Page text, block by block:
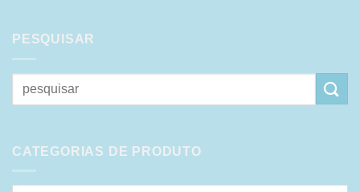
PESQUISAR
Pesquisar
por:
CATEGORIAS DE PRODUTO